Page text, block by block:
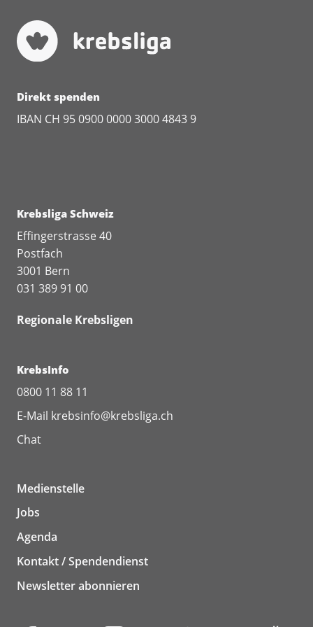
Direkt spenden
IBAN CH 95 0900 0000 3000 4843 9
Krebsliga Schweiz
Effingerstrasse 40
Postfach
3001 Bern
031 389 91 00
Regionale Krebsligen
KrebsInfo
0800 11 88 11
E-Mail krebsinfo@krebsliga.ch
Chat
Medienstelle
Jobs
Agenda
Kontakt / Spendendienst
Newsletter abonnieren